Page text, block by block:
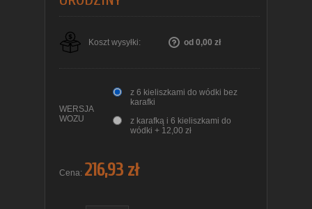
Koszt wysyłki: od 0,00 zł
WERSJA
WOZU
z 6 kieliszkami do wódki bez
karafki
z karafką i 6 kieliszkami do
wódki + 12,00 zł
Cena: 216,93 zł